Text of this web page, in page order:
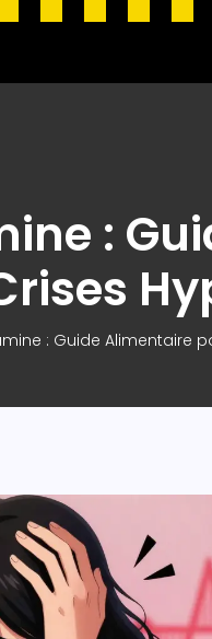
:
: Guide Alimentaire